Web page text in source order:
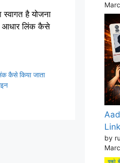
है योजना
आधार लिंक कैसे
कैसे किया जाता
by